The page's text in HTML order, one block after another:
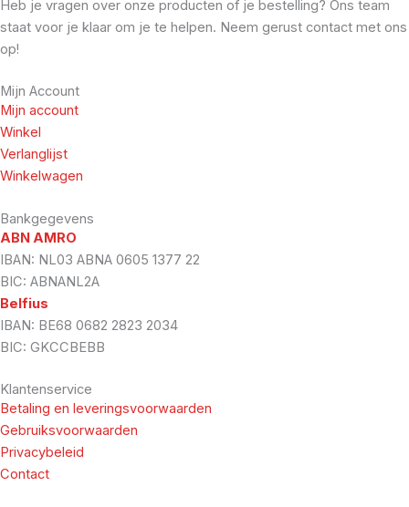
Heb je vragen over onze producten of je bestelling? Ons team
staat voor je klaar om je te helpen. Neem gerust contact met ons
op!
Mijn Account
Mijn account
Winkel
Verlanglijst
Winkelwagen
Bankgegevens
ABN AMRO
IBAN: NL03 ABNA 0605 1377 22
BIC: ABNANL2A
Belfius
IBAN: BE68 0682 2823 2034
BIC: GKCCBEBB
Klantenservice
Betaling en leveringsvoorwaarden
Gebruiksvoorwaarden
Privacybeleid
Contact